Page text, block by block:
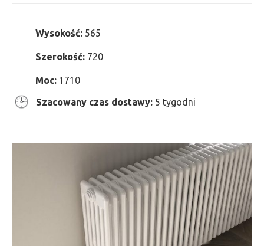
Wysokość: 565
Szerokość: 720
Moc: 1710
Szacowany czas dostawy: 5 tygodni